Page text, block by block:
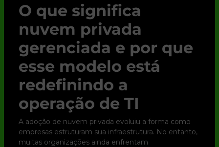
O que significa
nuvem privada
gerenciada e por que
esse modelo está
redefinindo a
operação de TI
A adoção de nuvem privada evoluiu a forma como
empresas estruturam sua infraestrutura. No entanto,
muitas organizações ainda enfrentam